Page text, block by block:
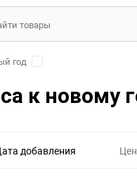
год
к новому
добавления